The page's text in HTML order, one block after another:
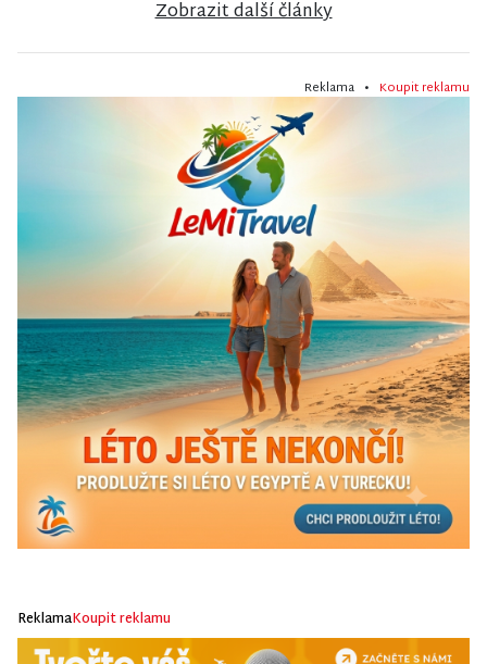
Zobrazit další články
Reklama • Koupit reklamu
ReklamaKoupit reklamu